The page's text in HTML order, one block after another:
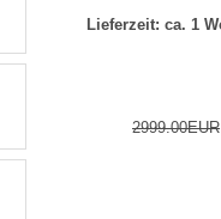
Lieferzeit: ca. 1
2999.00EUR